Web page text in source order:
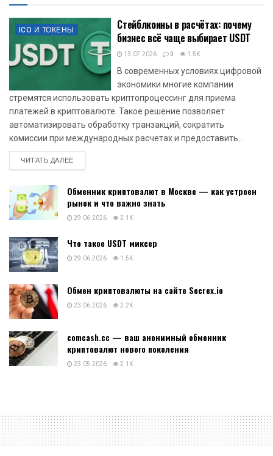
ICO И ТОКЕНЫ
Стейблкоины в расчётах: почему
бизнес всё чаще выбирает USDT
13.07.2026 0 1.5K
В современных условиях цифровой
экономики многие компании
стремятся использовать криптопроцессинг для приема
платежей в криптовалюте. Такое решение позволяет
автоматизировать обработку транзакций, сократить
комиссии при международных расчетах и предоставить...
ЧИТАТЬ ДАЛЕЕDETAILS
Обменник криптовалют в Москве — как устроен
рынок и что важно знать
29.06.2026 2.1K
Что такое USDT миксер
29.06.2026 1.5K
Обмен криптовалюты на сайте Secrex.io
23.06.2026 2.2K
comcash.cc — ваш анонимный обменник
криптовалют нового поколения
23.05.2026 2.1K